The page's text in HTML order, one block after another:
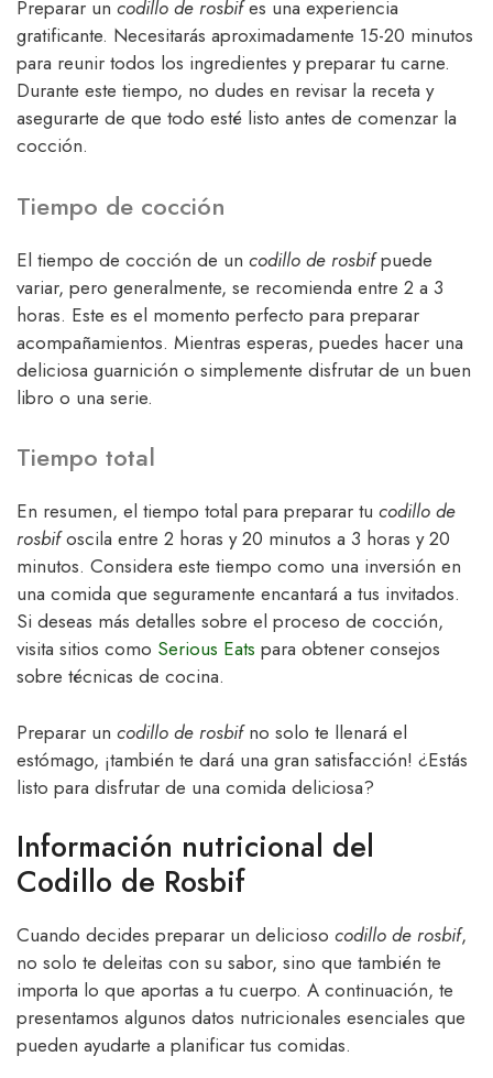
Preparar un codillo de rosbifes una experiencia
gratificante. Necesitarás aproximadamente 15-20 minutos
para reunir todos los ingredientes y preparar tu carne.
Durante este tiempo, no dudes en revisar la receta y
asegurarte de que todo esté listo antes de comenzar la
cocción.
Tiempo de cocción
El tiempo de cocción de un codillo de rosbifpuede
variar, pero generalmente, se recomienda entre 2 a 3
horas. Este es el momento perfecto para preparar
acompañamientos. Mientras esperas, puedes hacer una
deliciosa guarnición o simplemente disfrutar de un buen
libro o una serie.
Tiempo total
En resumen, el tiempo total para preparar tu codillo de
rosbifoscila entre 2 horas y 20 minutos a 3 horas y 20
minutos. Considera este tiempo como una inversión en
una comida que seguramente encantará a tus invitados.
Si deseas más detalles sobre el proceso de cocción,
visita sitios como Serious Eats para obtener consejos
sobre técnicas de cocina.
Preparar un codillo de rosbifno solo te llenará el
estómago, ¡también te dará una gran satisfacción! ¿Estás
listo para disfrutar de una comida deliciosa?
Información nutricional del
Codillo de Rosbif
Cuando decides preparar un delicioso codillo de rosbif,
no solo te deleitas con su sabor, sino que también te
importa lo que aportas a tu cuerpo. A continuación, te
presentamos algunos datos nutricionales esenciales que
pueden ayudarte a planificar tus comidas.